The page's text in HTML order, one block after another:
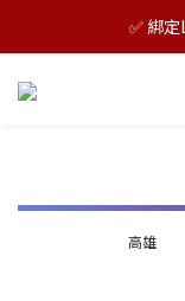
✅ 綁
高雄